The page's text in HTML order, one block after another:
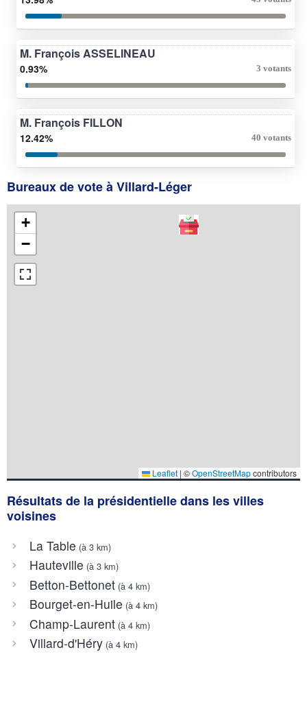
M. François ASSELINEAU
0.93% 3 votants
M. François FILLON
12.42% 40 votants
Bureaux de vote à Villard-Léger
+
−
Leaflet | ©OpenStreetMapcontributors
Résultats de la présidentielle dans les villes
voisines
La Table (à 3 km)
Hauteville (à 3 km)
Betton-Bettonet(à 4 km)
Bourget-en-Huile (à 4 km)
Champ-Laurent(à 4 km)
Villard-d'Héry(à 4 km)